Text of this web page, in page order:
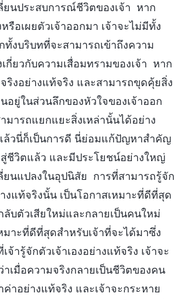
ยนประสบการณ์ชีวิตของเจ้า หาก
รือเผยตัวเจ้าออกมา เจ้าจะไม่มีทั้ง
ทั้งบริบทที่จะสามารถเข้าถึงความ
เกี่ยวกับความเสื่อมทรามของเจ้า หาก
จริงอย่างแท้จริง และสามารถขุดคุ้ยสิ่ง
อยู่ในส่วนลึกของหัวใจของเจ้าออก
มารถแยกแยะสิ่งเหล่านั้นได้อย่าง
ล้วนี่ก็เป็นการดี นี่ย่อมแก้ปัญหาสำคัญ
สู่ชีวิตแล้ว และมีประโยชน์อย่างใหญ่
ยนแปลงในอุปนิสัย การที่สามารถรู้จัก
างแท้จริงนั้น เป็นโอกาสเหมาะที่ดีที่สุด
ลับตัวเสียใหม่และกลายเป็นคนใหม่
มาะที่ดีที่สุดสำหรับเจ้าที่จะได้มาซึ่ง
ารู้จักตัวเจ้าเองอย่างแท้จริง เจ้าจะ
าเมื่อความจริงกลายเป็นชีวิตของคน
ค่าอย่างแท้จริง และเจ้าจะกระหาย